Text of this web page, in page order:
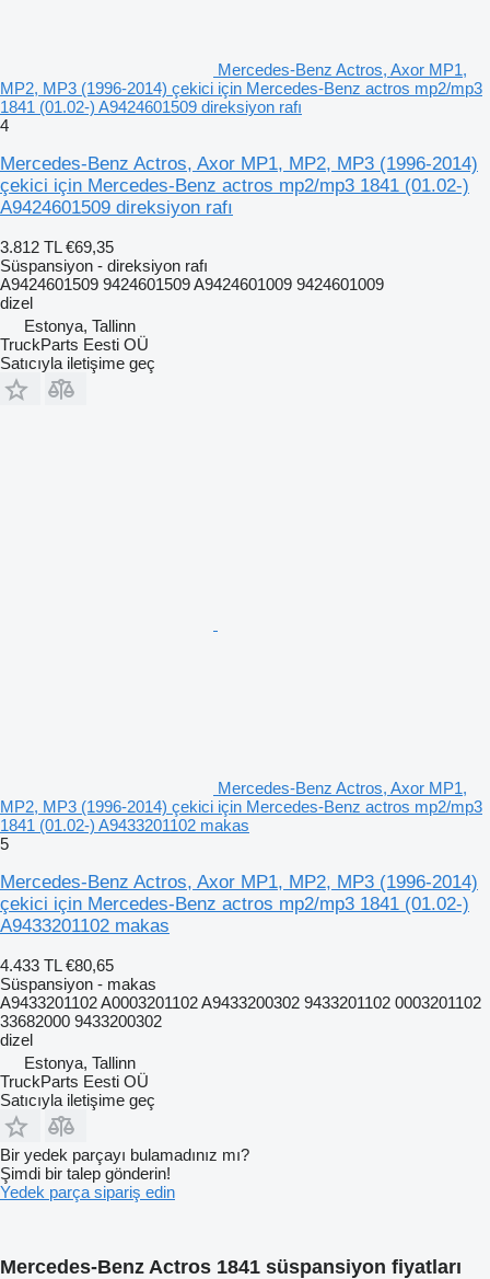
Mercedes-Benz Actros, Axor MP1,
MP2, MP3 (1996-2014) çekici için Mercedes-Benz actros mp2/mp3
1841 (01.02-) A9424601509 direksiyon rafı
4
Mercedes-Benz Actros, Axor MP1, MP2, MP3 (1996-2014)
çekici için Mercedes-Benz actros mp2/mp3 1841 (01.02-)
A9424601509 direksiyon rafı
3.812 TL €69,35
Süspansiyon - direksiyon rafı
A9424601509 9424601509 A9424601009 9424601009
dizel
Estonya, Tallinn
TruckParts Eesti OÜ
Satıcıyla iletişime geç
Mercedes-Benz Actros, Axor MP1,
MP2, MP3 (1996-2014) çekici için Mercedes-Benz actros mp2/mp3
1841 (01.02-) A9433201102 makas
5
Mercedes-Benz Actros, Axor MP1, MP2, MP3 (1996-2014)
çekici için Mercedes-Benz actros mp2/mp3 1841 (01.02-)
A9433201102 makas
4.433 TL €80,65
Süspansiyon - makas
A9433201102 A0003201102 A9433200302 9433201102 0003201102
33682000 9433200302
dizel
Estonya, Tallinn
TruckParts Eesti OÜ
Satıcıyla iletişime geç
Bir yedek parçayı bulamadınız mı?
Şimdi bir talep gönderin!
Yedek parça sipariş edin
Mercedes-Benz Actros 1841 süspansiyon fiyatları